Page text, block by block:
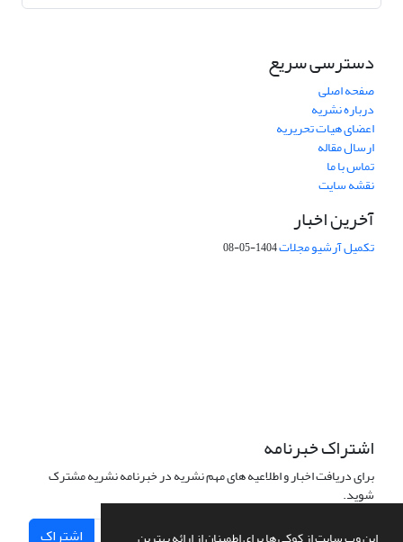
دسترسی سریع
صفحه اصلی
درباره نشریه
اعضای هیات تحریریه
ارسال مقاله
تماس با ما
نقشه سایت
آخرین اخبار
تکمیل آرشیو مجلات1404-05-08
اشتراک خبرنامه
برای دریافت اخبار و اطلاعیه های مهم نشریه در خبرنامه نشریه مشترک
شوید.
اشتراک